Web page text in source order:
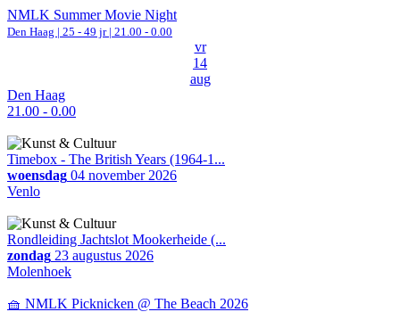
NMLK Summer Movie Night
Den Haag | 25 - 49 jr | 21.00 - 0.00
vr
14
aug
Den Haag
21.00 - 0.00
Timebox - The British Years (1964-1...
woensdag 04 november 2026
Venlo
Rondleiding Jachtslot Mookerheide (...
zondag 23 augustus 2026
Molenhoek
🧺 NMLK Picknicken @ The Beach 2026